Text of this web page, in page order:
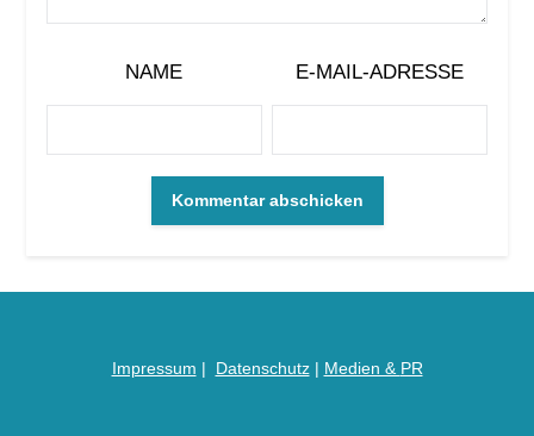
NAME E-MAIL-ADRESSE
Impressum | Datenschutz| Medien & PR